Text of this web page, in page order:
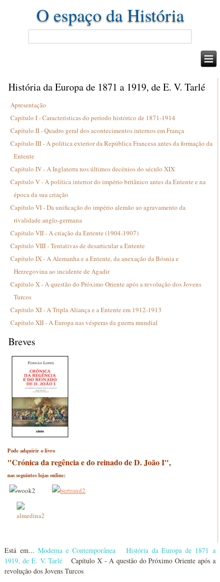
O espaço da História
História da Europa de 1871 a 1919, de E. V. Tarlé
Apresentação
Capítulo I - Características do período histórico de 1871-1914
Capítulo II - Quadro geral dos acontecimentos internos em França
Capítulo III - A política exterior da República Francesa antes da formação da
Entente
Capítulo IV - A Inglaterra nos últimos decénios do século XIX
Capítulo V - A política interior do império britânico antes da Entente e na
época da sua criação
Capítulo VI - Da unificação do império alemão ao agravamento da
rivalidade anglo-germana
Capítulo VII - A criação da Entente (1904-1907)
Capítulo VIII - Tentativas de desarticular a Entente
Capítulo IX - A Alemanha e a Entente, da anexação da Bósnia e
Herzegovina ao incidente de Agadir
Capítulo X - A questão do Próximo Oriente após a revolução dos Jovens
Turcos
Capítulo XI - A Tripla Aliança e a Entente em 1912-1913
Capítulo XII - A Europa nas vésperas da guerra mundial
Breves
Pode adquirir o livro
"Crónica da regência e do reinado de D. João I",
nas seguintes lojas online:
Está em... Moderna e Contemporânea
História da Europa de 1871 a
1919, de E. V. Tarlé
Capítulo X - A questão do Próximo Oriente após a
revolução dos Jovens Turcos